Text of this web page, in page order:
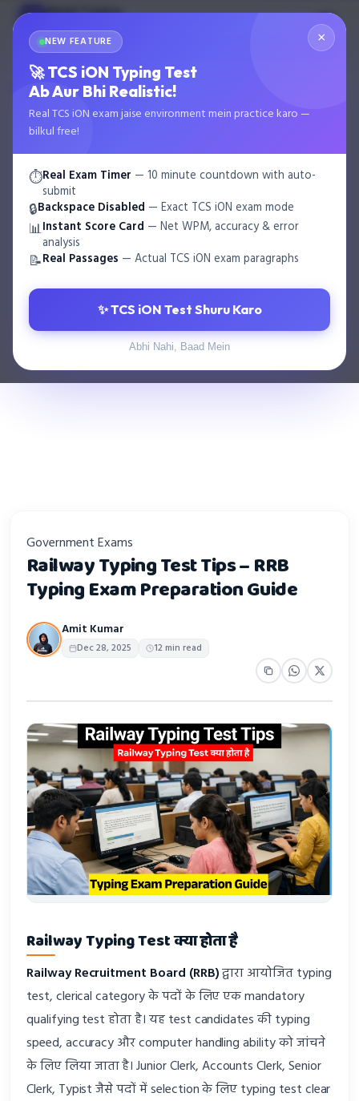
×
NEW FEATURE
🚀 TCS iON Typing Test
Ab Aur Bhi Realistic!
Real TCS iON exam jaise environment mein practice karo —
bilkul free!
⏱️Real Exam Timer — 10 minute countdown with auto-
submit
🔒Backspace Disabled — Exact TCS iON exam mode
📊Instant Score Card — Net WPM, accuracy & error
analysis
📝Real Passages — Actual TCS iON exam paragraphs
✨ TCS iON Test Shuru Karo
Abhi Nahi, Baad Mein
MT Multi Typing
🌙
Home › Blog › Railway Typing Test Tips – RRB Typing Exam Pr…
Government Exams
Railway Typing Test Tips – RRB
Typing Exam Preparation Guide
Amit Kumar
Dec 28, 2025 12 min read
Railway Typing Test क्या होता है
Railway Recruitment Board (RRB)द्वारा आयोजित typing
test, clerical category के पदों के लिए एक mandatory
qualifying test होता है। यह test candidates की typing
speed, accuracy और computer handling ability को जांचने
के लिए लिया जाता है। Junior Clerk, Accounts Clerk, Senior
Clerk, Typist जैसे पदों में selection के लिए typing test clear